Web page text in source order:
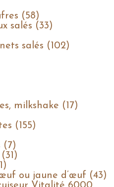
(58)
salés (33)
salés (102)
milkshake (17)
(155)
(7)
ou jaune d’œuf (43)